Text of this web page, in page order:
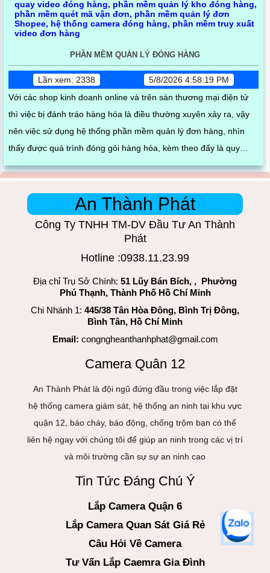
PHẦN MỀM QUẢN LÝ ĐÓNG HÀNG
Lần xem: 2338
5/8/2026 4:58:19 PM
Với các shop kinh doanh online và trên sàn thương mại điện tử
thì việc bị đánh tráo hàng hóa là điều thường xuyên xảy ra, vậy
nên việc sử dụng hệ thống phần mềm quản lý đơn hàng, nhìn
thấy được quá trình đóng gói hàng hóa, kèm theo đấy là quy
trình đóng gói cũng được ghi lại một cách dễ dàng
An Thành Phát
Công Ty TNHH TM-DV Đầu Tư An Thành
Phát
Hotline :0938.11.23.99
Địa chỉ Trụ Sở Chính: 51 Lũy Bán Bích, , Phường
Phú Thạnh, Thành Phố Hồ Chí Minh
Chi Nhánh 1: 445/38 Tân Hòa Đông, Bình Trị Đông,
Bình Tân, Hồ Chí Minh
Email: congngheanthanhphat@gmail.com
Camera Quân 12
An Thành Phát là đội ngũ đứng đầu trong việc lắp đặt
hệ thống camera giám sát, hệ thống an ninh tại khu vực
quận 12, báo cháy, báo động, chống trộm bạn có thể
liên hệ ngay với chúng tôi để giúp an ninh trong các vị trí
và môi trường cần sự sự an ninh cao
Tin Tức Đáng Chú Ý
Lắp Camera Quận 6
Lắp Camera Quan Sát Giá Rẻ
Câu Hỏi Về Camera
Tư Vấn Lắp Caemra Gia Đình